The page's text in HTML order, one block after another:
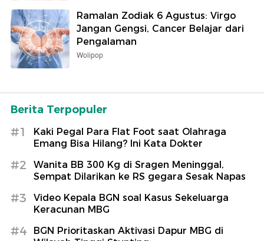
Ramalan Zodiak 6 Agustus: Virgo
Jangan Gengsi, Cancer Belajar dari
Pengalaman
Wolipop
Berita Terpopuler
#1
Kaki Pegal Para Flat Foot saat Olahraga
Emang Bisa Hilang? Ini Kata Dokter
#2
Wanita BB 300 Kg di Sragen Meninggal,
Sempat Dilarikan ke RS gegara Sesak Napas
#3
Video Kepala BGN soal Kasus Sekeluarga
Keracunan MBG
#4
BGN Prioritaskan Aktivasi Dapur MBG di